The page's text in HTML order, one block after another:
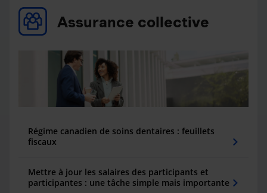
Assurance collective
Régime canadien de soins dentaires : feuillets
fiscaux
Mettre à jour les salaires des participants et
participantes : une tâche simple mais importante